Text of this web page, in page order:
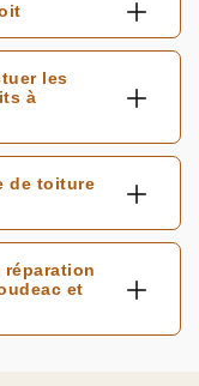
les
à
de toiture
réparation
et